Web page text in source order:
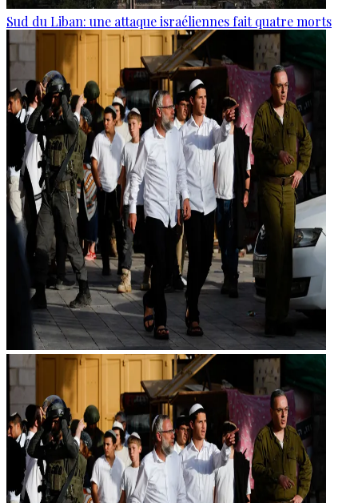
Sud du Liban: une attaque israéliennes fait quatre morts